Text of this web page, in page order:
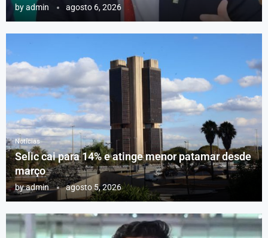
byadmin agosto 6, 2026
Notícias
Selic cai para 14% e atinge menor patamar desde
março
byadmin agosto 5, 2026